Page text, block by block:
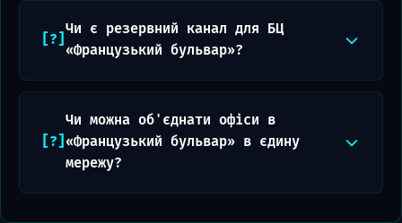
Чи є резервний канал для БЦ
«Французький бульвар»?
Чи можна об'єднати офіси в
«Французький бульвар» в єдину
мережу?